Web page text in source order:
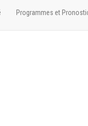
Programmes et